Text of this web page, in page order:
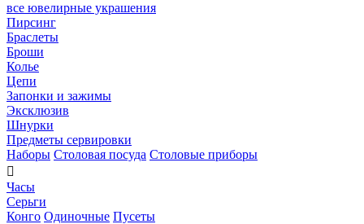
все ювелирные украшения
Пирсинг
Браслеты
Броши
Колье
Цепи
Запонки и зажимы
Эксклюзив
Шнурки
Предметы сервировки
Наборы Столовая посуда Столовые приборы

Часы
Серьги
Конго Одиночные Пусеты